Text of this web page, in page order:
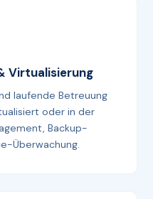
Virtualisierung
laufende Betreuung
oder in der
Backup-
Überwachung.